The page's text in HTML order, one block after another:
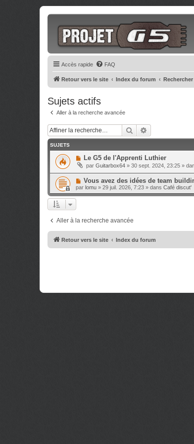
Accès rapide FAQ
Retour vers le site Index du forum Rechercher
Sujets actifs
Aller à la recherche avancée
Rechercher
SUJETS
N
u
v
e
a
u
m
a
Le G5 de l'Apprenti Luthier
par Guitarbox64 » 30 sept. 2024, 23:25 »
N
o
u
v
m
s
s
Vous avez des idées de team
par lomu » 29 juil. 2026, 7:23 » dans Café discut'
Aller à la recherche avancée
Retour vers le site Index du forum